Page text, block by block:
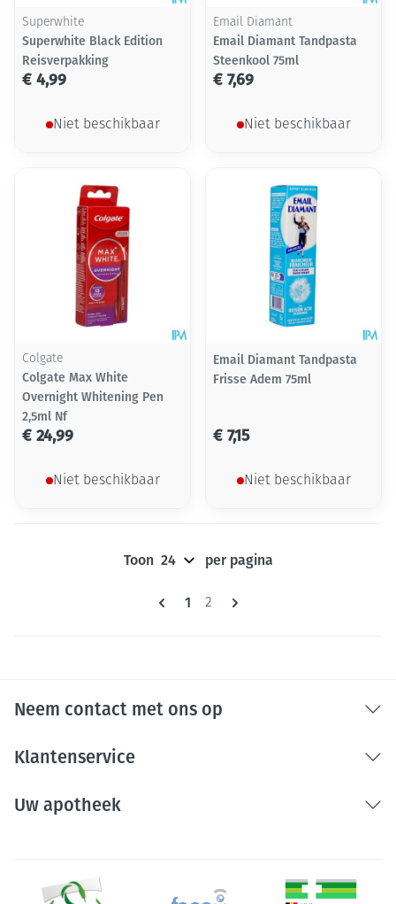
Superwhite
Superwhite Black Edition
Reisverpakking
€ 4,99
Niet beschikbaar
Email Diamant
Email Diamant Tandpasta
Steenkool 75ml
€ 7,69
Niet beschikbaar
Colgate
Colgate Max White
Overnight Whitening Pen
2,5ml Nf
€ 24,99
Niet beschikbaar
Email Diamant Tandpasta
Frisse Adem 75ml
€ 7,15
Niet beschikbaar
Pagina's
U lees momenteel pagina
1 Pagina
2
Toon per pagina
Neem contact met ons op
Klantenservice
Uw apotheek